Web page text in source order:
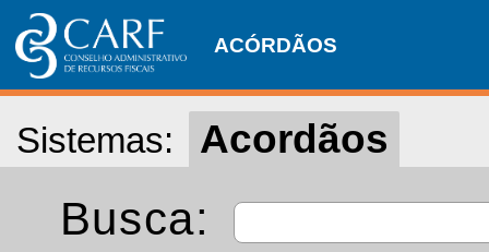
ACÓRDÃOS
Sistemas: Acordãos
Busca: